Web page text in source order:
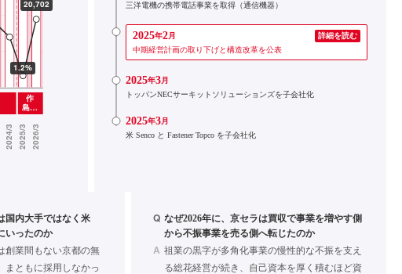
三洋電機の携帯電話事業を取得（通信機器）
2025年2月
詳細を読む
中期経営計画の取り下げと構造改革を公表
2025年3月
トッパンNECサーキットソリューションズを子会社化
2025年3月
米 Senco と Fastener Topco を子会社化
国内大手ではなく米
いったのか
創業間もない京都の無
まともに採用しなかっ
Q なぜ2026年に、京セラは買収で事業を増やす側
から不振事業を売る側へ転じたのか
A 祖業の黒字が多角化事業の慢性的な不振を支え
る総花経営が続き、自己資本を厚く積むほど資